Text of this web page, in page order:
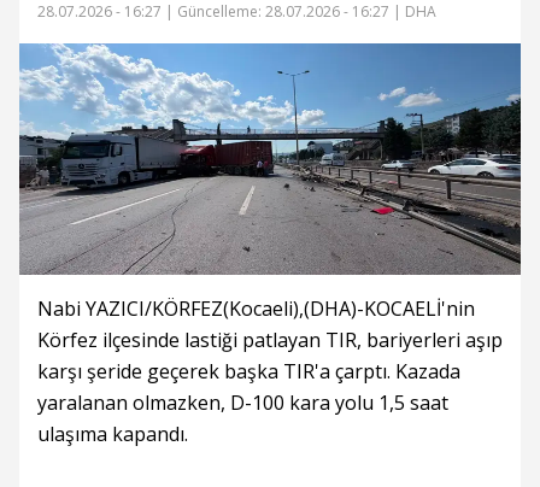
28.07.2026 - 16:27 | Güncelleme: 28.07.2026 - 16:27 | DHA
Nabi YAZICI/KÖRFEZ(Kocaeli),(DHA)-KOCAELİ'nin
Körfez ilçesinde lastiği patlayan TIR, bariyerleri aşıp
karşı şeride geçerek başka TIR'a çarptı. Kazada
yaralanan olmazken, D-100 kara yolu 1,5 saat
ulaşıma kapandı.